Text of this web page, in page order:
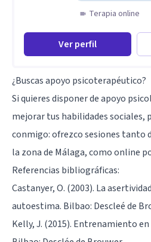
Terapia online
Ver perfil
¿Buscas apoyo psicoterapéutico?
Si quieres disponer de apoyo
mejorar tus habilidades sociales,
conmigo: ofrezco sesiones tanto
la zona de Málaga, como online
Referencias bibliográficas:
Castanyer, O. (2003). La
autoestima. Bilbao: Descleé de
Kelly, J. (2015). Entrenamiento